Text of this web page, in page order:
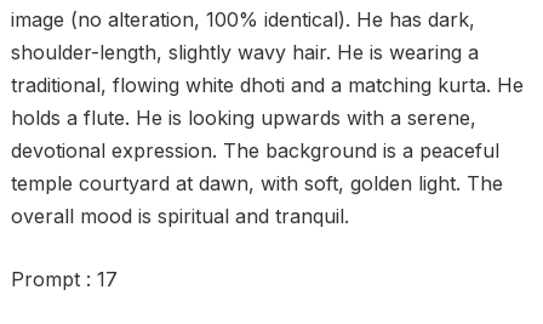
image (no alteration, 100% identical). He has dark,
shoulder-length, slightly wavy hair. He is wearing a
traditional, flowing white dhoti and a matching kurta. He
holds a flute. He is looking upwards with a serene,
devotional expression. The background is a peaceful
temple courtyard at dawn, with soft, golden light. The
overall mood is spiritual and tranquil.
Prompt : 17